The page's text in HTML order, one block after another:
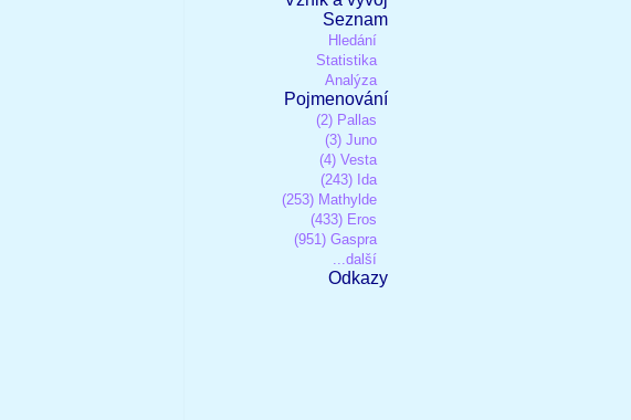
Seznam
Hledání
Statistika
Analýza
Pojmenování
(2) Pallas
(3) Juno
(4) Vesta
(243) Ida
(253) Mathylde
(433) Eros
(951) Gaspra
...další
Odkazy